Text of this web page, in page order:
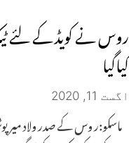
روس نے کویڈ کے لئے
کیاگیا
اگست 11, 2020
ماسکو:ر وس کے صدر ولاد میر